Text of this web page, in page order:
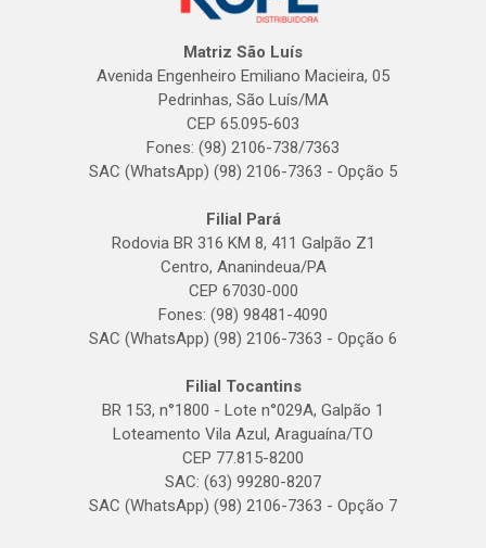
Matriz São Luís
Avenida Engenheiro Emiliano Macieira, 05
Pedrinhas, São Luís/MA
CEP 65.095-603
Fones: (98) 2106-738/7363
SAC (WhatsApp) (98) 2106-7363 - Opção 5
Filial Pará
Rodovia BR 316 KM 8, 411 Galpão Z1
Centro, Ananindeua/PA
CEP 67030-000
Fones: (98) 98481-4090
SAC (WhatsApp) (98) 2106-7363 - Opção 6
Filial Tocantins
BR 153, n°1800 - Lote n°029A, Galpão 1
Loteamento Vila Azul, Araguaína/TO
CEP 77.815-8200
SAC: (63) 99280-8207
SAC (WhatsApp) (98) 2106-7363 - Opção 7